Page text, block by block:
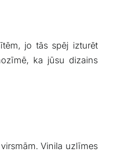
jo tās spēj izturēt
ka jūsu dizains
Vinila ‍uzlīmes